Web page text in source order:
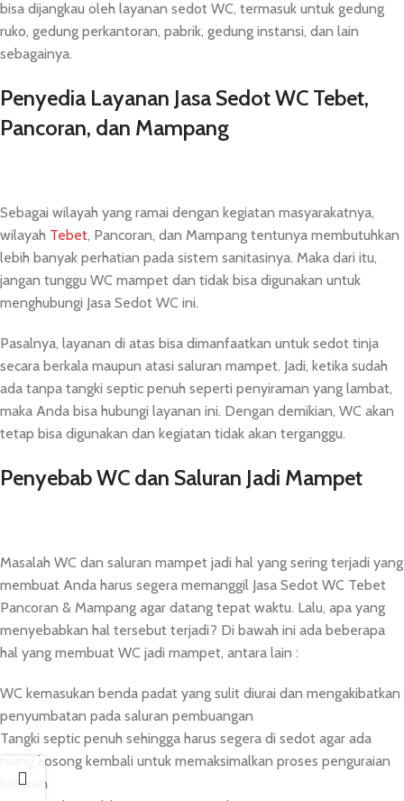
bisa dijangkau oleh layanan sedot WC, termasuk untuk gedung
ruko, gedung perkantoran, pabrik, gedung instansi, dan lain
sebagainya.
Penyedia Layanan Jasa Sedot WC Tebet,
Pancoran, dan Mampang
Sebagai wilayah yang ramai dengan kegiatan masyarakatnya,
wilayah Tebet, Pancoran, dan Mampang tentunya membutuhkan
lebih banyak perhatian pada sistem sanitasinya. Maka dari itu,
jangan tunggu WC mampet dan tidak bisa digunakan untuk
menghubungi Jasa Sedot WC ini.
Pasalnya, layanan di atas bisa dimanfaatkan untuk sedot tinja
secara berkala maupun atasi saluran mampet. Jadi, ketika sudah
ada tanpa tangki septic penuh seperti penyiraman yang lambat,
maka Anda bisa hubungi layanan ini. Dengan demikian, WC akan
tetap bisa digunakan dan kegiatan tidak akan terganggu.
Penyebab WC dan Saluran Jadi Mampet
Masalah WC dan saluran mampet jadi hal yang sering terjadi yang
membuat Anda harus segera memanggil Jasa Sedot WC Tebet
Pancoran & Mampang agar datang tepat waktu. Lalu, apa yang
menyebabkan hal tersebut terjadi? Di bawah ini ada beberapa
hal yang membuat WC jadi mampet, antara lain :
WC kemasukan benda padat yang sulit diurai dan mengakibatkan
penyumbatan pada saluran pembuangan
Tangki septic penuh sehingga harus segera di sedot agar ada
ruang kosong kembali untuk memaksimalkan proses penguraian
kotoran